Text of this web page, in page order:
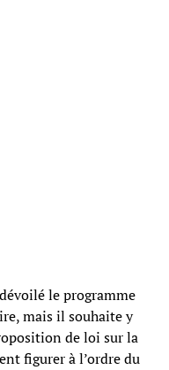
le programme
mais il souhaite y
de loi sur la
figurer à l’ordre du